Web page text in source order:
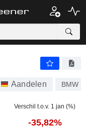
Aandelen BMW
Verschil t.o.v. 1 jan (%)
-35,82%